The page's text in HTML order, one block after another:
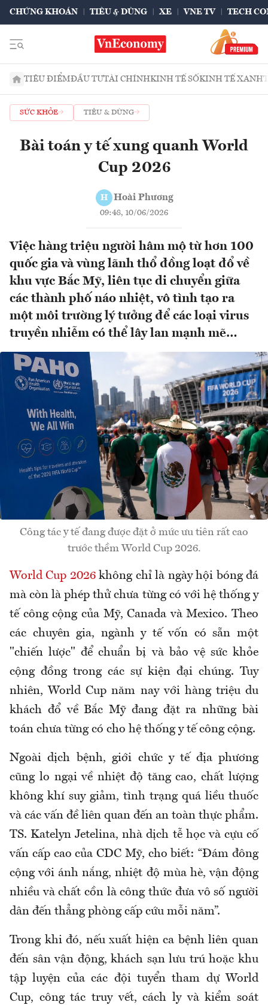
CHỨNG KHOÁN TIÊU & DÙNG XE VNE TV TECH
TIÊU ĐIỂMĐẦU TƯTÀI CHÍNHKINH TẾ SỐKINH TẾ XANH
SỨC KHỎE TIÊU & DÙNG
Bài toán y tế xung quanh World
Cup 2026
H Hoài Phương
09:48, 10/06/2026
Việc hàng triệu người hâm mộ từ hơn 100
quốc gia và vùng lãnh thổ đồng loạt đổ về
khu vực Bắc Mỹ, liên tục di chuyển giữa
các thành phố náo nhiệt, vô tình tạo ra
một môi trường lý tưởng để các loại virus
truyền nhiễm có thể lây lan mạnh mẽ…
Công tác y tế đang được đặt ở mức ưu tiên rất cao
trước thềm World Cup 2026.
World Cup 2026không chỉ là ngày hội bóng đá
mà còn là phép thử chưa từng có với hệ thống y
tế công cộng của Mỹ, Canada và Mexico. Theo
các chuyên gia, ngành y tế vốn có sẵn một
"chiến lược" để chuẩn bị và bảo vệ sức khỏe
cộng đồng trong các sự kiện đại chúng. Tuy
nhiên, World Cup năm nay với hàng triệu du
khách đổ về Bắc Mỹ đang đặt ra những bài
toán chưa từng có cho hệ thống y tế công cộng.
Ngoài dịch bệnh, giới chức y tế địa phương
cũng lo ngại về nhiệt độ tăng cao, chất lượng
không khí suy giảm, tình trạng quá liều thuốc
và các vấn đề liên quan đến an toàn thực phẩm.
TS. KatelynJetelina, nhà dịch tễ học và cựu cố
vấn cấp cao của CDC Mỹ, cho biết: “Đám đông
cộng với ánh nắng, nhiệt độ mùa hè, vận động
nhiều và chất cồn là công thức đưa vô số người
dân đến thẳng phòng cấp cứu mỗi năm”.
Trong khi đó, nếu xuất hiện ca bệnh liên quan
đến sân vận động, khách sạn lưu trú hoặc khu
tập luyện của các đội tuyển tham dự World
Cup, công tác truy vết, cách ly và kiểm soát